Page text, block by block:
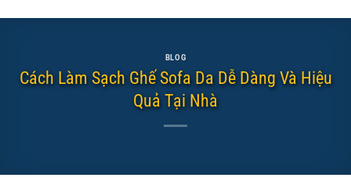
BLOG
Cách Làm Sạch Ghế Sofa Da Dễ Dàng Và Hiệu
Quả Tại Nhà